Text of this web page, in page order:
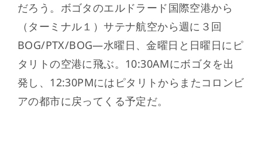
だろう。ボゴタのエルドラード国際空港から
（ターミナル１）サテナ航空から週に３回
BOG/PTX/BOG—水曜日、金曜日と日曜日にピ
タリトの空港に飛ぶ。10:30AMにボゴタを出
発し、12:30PMにはピタリトからまたコロンビ
アの都市に戻ってくる予定だ。